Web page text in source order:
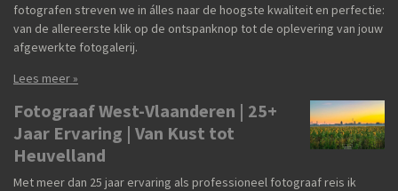
fotografen streven we in álles naar de hoogste kwaliteit en perfectie:
van de allereerste klik op de ontspanknop tot de oplevering van jouw
afgewerkte fotogalerij.
Lees meer »
Fotograaf West-Vlaanderen | 25+
Jaar Ervaring | Van Kust tot
Heuvelland
Met meer dan 25 jaar ervaring als professioneel fotograaf reis ik